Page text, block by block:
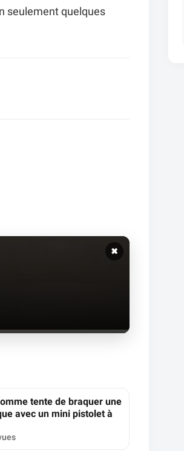
seulement quelques
✖
tente de braquer une
avec un mini pistolet à